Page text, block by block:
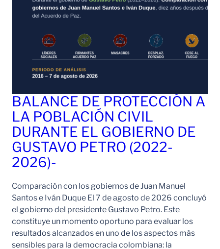
BALANCE DE PROTECCIÓN A
LA POBLACIÓN CIVIL
DURANTE EL GOBIERNO DE
GUSTAVO PETRO (2022-
2026)-
Comparación con los gobiernos de Juan Manuel
Santos e Iván Duque El 7 de agosto de 2026 concluyó
el gobierno del presidente Gustavo Petro. Este
constituye un momento oportuno para evaluar los
resultados alcanzados en uno de los aspectos más
sensibles para la democracia colombiana: la